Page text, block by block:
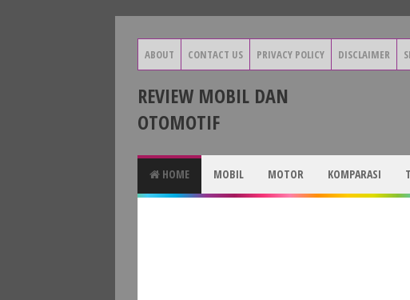
ABOUT CONTACT US PRIVACY POLICY DISCLAIMER
REVIEW MOBIL DAN
OTOMOTIF
HOME MOBIL MOTOR KOMPARASI